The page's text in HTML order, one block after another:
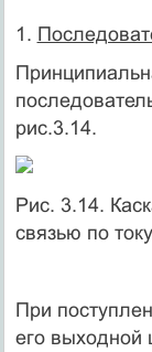
1.
рис.3.14.
Рис. 3.14.
связью по
При
его выходной